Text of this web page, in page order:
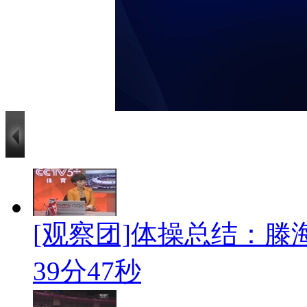
[观察团]体操总结：滕
39分47秒